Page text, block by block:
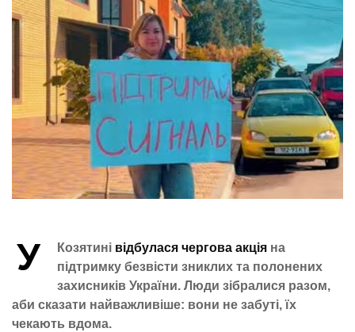
У Козятині відбулася чергова акція на
підтримку безвісти зниклих та полонених
захисників України. Люди зібралися разом,
аби сказати найважливіше: вони не забуті, їх
чекають вдома.